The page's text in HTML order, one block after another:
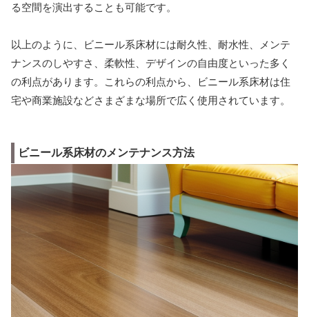
る空間を演出することも可能です。
以上のように、ビニール系床材には耐久性、耐水性、メンテ
ナンスのしやすさ、柔軟性、デザインの自由度といった多く
の利点があります。これらの利点から、ビニール系床材は住
宅や商業施設などさまざまな場所で広く使用されています。
ビニール系床材のメンテナンス方法